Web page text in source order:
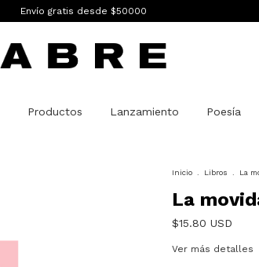
Envío gratis desde $50000
Productos Lanzamiento Poesía
Inicio Libros La
La
$15.80 USD
Ver más detalles